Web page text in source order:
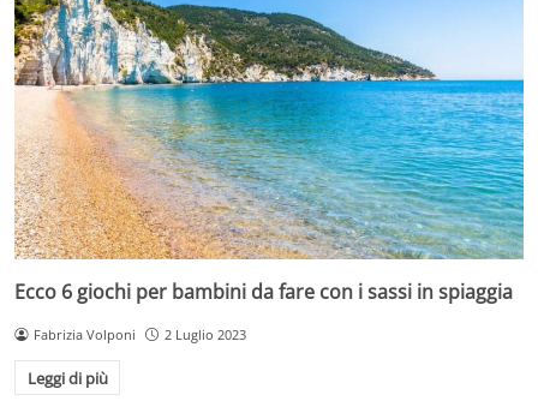
Ecco 6 giochi per bambini da fare con i sassi in spiaggia
Fabrizia Volponi 2 Luglio 2023
Leggi di più